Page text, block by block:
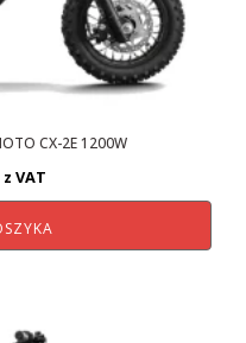
CX-2E 1200W
z VAT